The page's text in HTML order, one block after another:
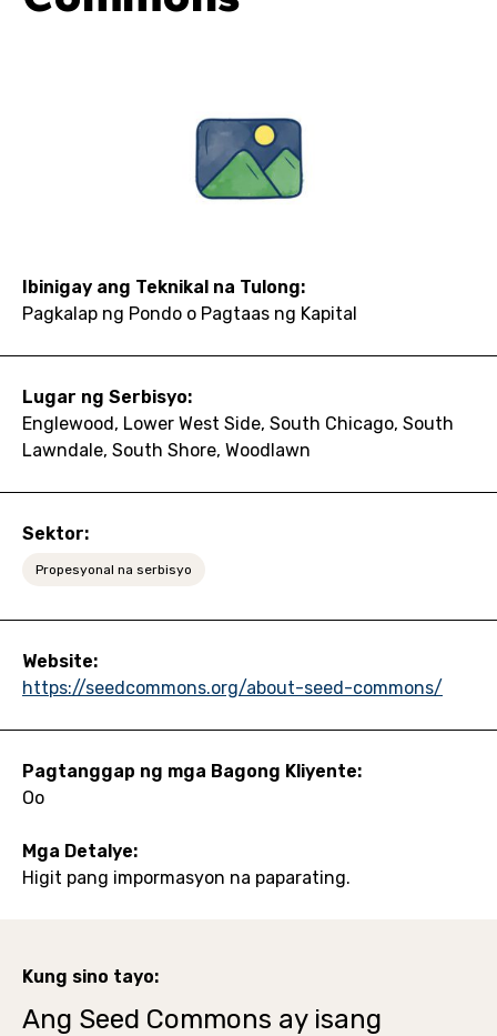
Ibinigay ang Teknikal na Tulong:
Pagkalap ng Pondo o Pagtaas ng Kapital
Lugar ng Serbisyo:
Englewood, Lower West Side, South Chicago, South
Lawndale, South Shore, Woodlawn
Sektor:
Propesyonal na serbisyo
Website:
https://seedcommons.org/about-seed-commons/
Pagtanggap ng mga Bagong Kliyente:
Oo
Mga Detalye:
Higit pang impormasyon na paparating.
Kung sino tayo:
Ang Seed Commons ay isang